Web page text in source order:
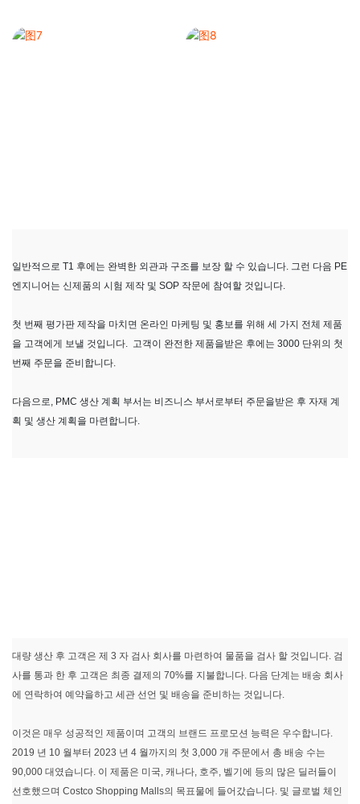
일반적으로 T1 후에는 완벽한 외관과 구조를 보장 할 수 있습니다. 그런 다음 PE
엔지니어는 신제품의 시험 제작 및 SOP 작문에 참여할 것입니다.
첫 번째 평가판 제작을 마치면 온라인 마케팅 및 홍보를 위해 세 가지 전체 제품
을 고객에게 보낼 것입니다. 고객이 완전한 제품을받은 후에는 3000 단위의 첫
번째 주문을 준비합니다.
다음으로, PMC 생산 계획 부서는 비즈니스 부서로부터 주문을받은 후 자재 계
획 및 생산 계획을 마련합니다.
대량 생산 후 고객은 제 3 자 검사 회사를 마련하여 물품을 검사 할 것입니다. 검
사를 통과 한 후 고객은 최종 결제의 70%를 지불합니다. 다음 단계는 배송 회사
에 연락하여 예약을하고 세관 선언 및 배송을 준비하는 것입니다.
이것은 매우 성공적인 제품이며 고객의 브랜드 프로모션 능력은 우수합니다.
2019 년 10 월부터 2023 년 4 월까지의 첫 3,000 개 주문에서 총 배송 수는
90,000 대였습니다. 이 제품은 미국, 캐나다, 호주, 벨기에 등의 많은 딜러들이
선호했으며 Costco Shopping Malls의 목표물에 들어갔습니다. 및 글로벌 체인